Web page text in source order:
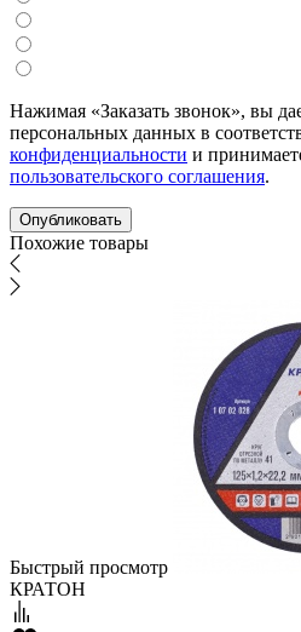
Нажимая «Заказать звонок», вы
персональных данных в
конфиденциальности и
пользовательского соглашения.
Похожие товары
Быстрый просмотр
КРАТОН